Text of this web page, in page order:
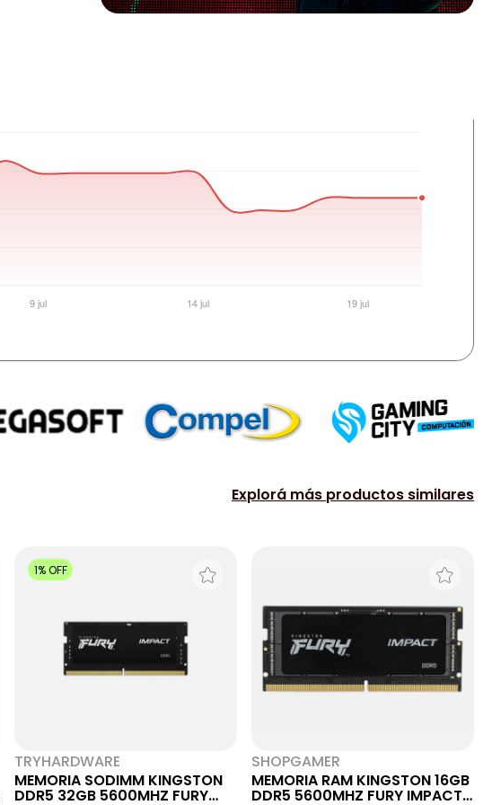
Explorá más productos similares
1% OFF
TRYHARDWARE
MEMORIA SODIMM KINGSTON
DDR5 32GB 5600MHZ FURY
SHOPGAMER
MEMORIA RAM KINGSTON 16GB
DDR5 5600MHZ FURY IMPACT